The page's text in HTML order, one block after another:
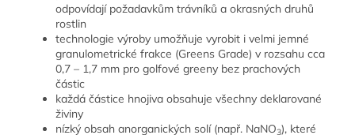
odpovídají požadavkům trávníků a okrasných druhů
rostlin
technologie výroby umožňuje vyrobit i velmi jemné
granulometrické frakce (Greens Grade) v rozsahu cca
0,7 – 1,7 mm pro golfové greeny bez prachových
částic
každá částice hnojiva obsahuje všechny deklarované
živiny
nízký obsah anorganických solí (např. NaNO3), které